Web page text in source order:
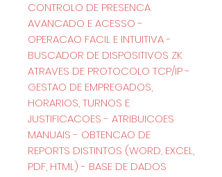
CONTROLO DE PRESENCA
AVANCADO E ACESSO -
OPERACAO FACIL E INTUITIVA -
BUSCADOR DE DISPOSITIVOS ZK
ATRAVES DE PROTOCOLO TCP/IP -
GESTAO DE EMPREGADOS,
HORARIOS, TURNOS E
JUSTIFICACOES - ATRIBUICOES
MANUAIS - OBTENCAO DE
REPORTS DISTINTOS (WORD, EXCEL,
PDF, HTML) - BASE DE DADOS